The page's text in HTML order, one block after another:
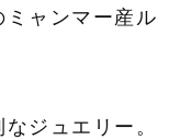
ミャンマー産ル
ジュエリー。